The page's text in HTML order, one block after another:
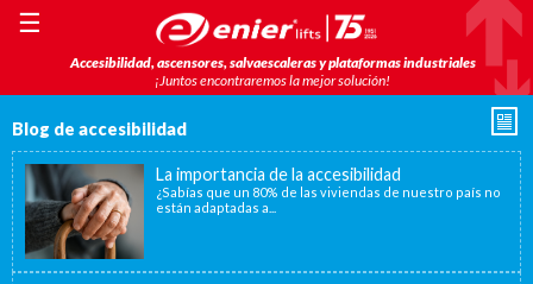
Accesibilidad, ascensores, salvaescaleras y plataformas industriales
¡Juntos encontraremos la mejor solución!
☰
Blog de accesibilidad
La importancia de la accesibilidad
¿Sabías que un 80% de las viviendas de nuestro país no
están adaptadas a...